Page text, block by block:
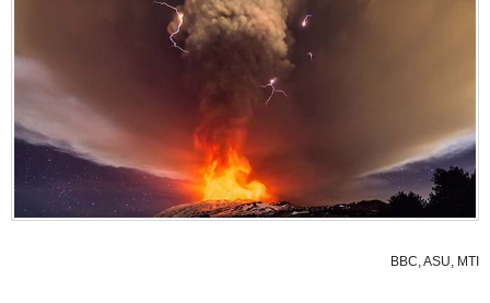
BBC, ASU, MTI